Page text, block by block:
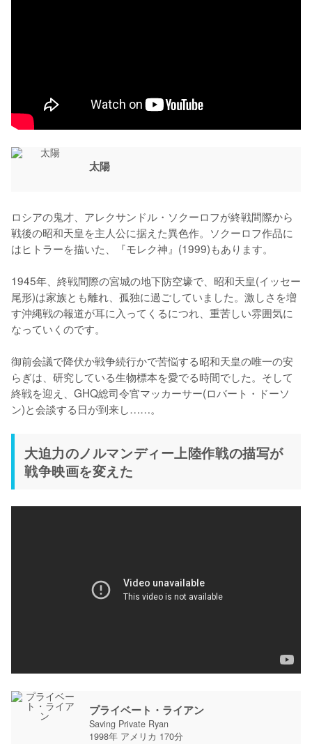
太陽
ロシアの鬼才、アレクサンドル・ソクーロフが終戦間際から
戦後の昭和天皇を主人公に据えた異色作。ソクーロフ作品に
はヒトラーを描いた、『モレク神』(1999)もあります。
1945年、終戦間際の宮城の地下防空壕で、昭和天皇(イッセー
尾形)は家族とも離れ、孤独に過ごしていました。激しさを増
す沖縄戦の報道が耳に入ってくるにつれ、重苦しい雰囲気に
なっていくのです。
御前会議で降伏か戦争続行かで苦悩する昭和天皇の唯一の安
らぎは、研究している生物標本を愛でる時間でした。そして
終戦を迎え、GHQ総司令官マッカーサー(ロバート・ドーソ
ン)と会談する日が到来し……。
大迫力のノルマンディー上陸作戦の描写が
戦争映画を変えた
プライベート・ライアン
Saving Private Ryan
1998年 アメリカ 170分